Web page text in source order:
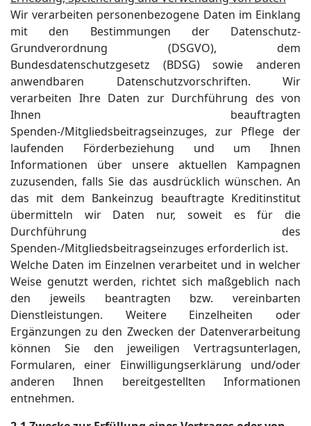
Wir verarbeiten personenbezogene Daten im Einklang
mit den Bestimmungen der Datenschutz-
Grundverordnung (DSGVO), dem
Bundesdatenschutzgesetz (BDSG) sowie anderen
anwendbaren Datenschutzvorschriften. Wir
verarbeiten Ihre Daten zur Durchführung des von
Ihnen beauftragten
Spenden-/Mitgliedsbeitragseinzuges, zur Pflege der
laufenden Förderbeziehung und um Ihnen
Informationen über unsere aktuellen Kampagnen
zuzusenden, falls Sie das ausdrücklich wünschen. An
das mit dem Bankeinzug beauftragte Kreditinstitut
übermitteln wir Daten nur, soweit es für die
Durchführung des
Spenden-/Mitgliedsbeitragseinzuges erforderlich ist.
Welche Daten im Einzelnen verarbeitet und in welcher
Weise genutzt werden, richtet sich maßgeblich nach
den jeweils beantragten bzw. vereinbarten
Dienstleistungen. Weitere Einzelheiten oder
Ergänzungen zu den Zwecken der Datenverarbeitung
können Sie den jeweiligen Vertragsunterlagen,
Formularen, einer Einwilligungserklärung und/oder
anderen Ihnen bereitgestellten Informationen
entnehmen.